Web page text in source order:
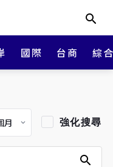
國際 台商 綜
強化搜尋